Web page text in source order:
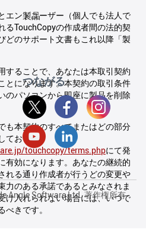
エンドユーザー（個人でも法人で
るTouchCopyの作成者間の法的契
どのサポート文書もこれ以降「製
することで、あなたは本取引契約
とになります。本契約の取引条件
のパソコンから即座に製品を削除
も本契約のすべてまたはどの部分
ており、
touchcopy/terms.phpにて発
有効になります。あなたの継続的
れる通り作成者が行うどの変更や
力のある承諾であるとみなされま
け入れられない場合には、いつで
きです。
製品
つながる
Angle Software Ltd. 著作権所有